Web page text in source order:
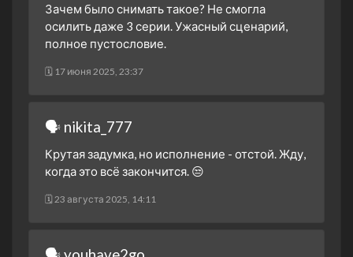
Зачем было снимать такое? Не смогла
осилить даже 3 серии. Ужасный сценарий,
полное пустословие.
🗓 17 июня 2025, 23:37
🗣 nikita_777
Крутая задумка, но исполнение - отстой. Жду,
когда это всё закончится. 😒
🗓 23 августа 2025, 14:11